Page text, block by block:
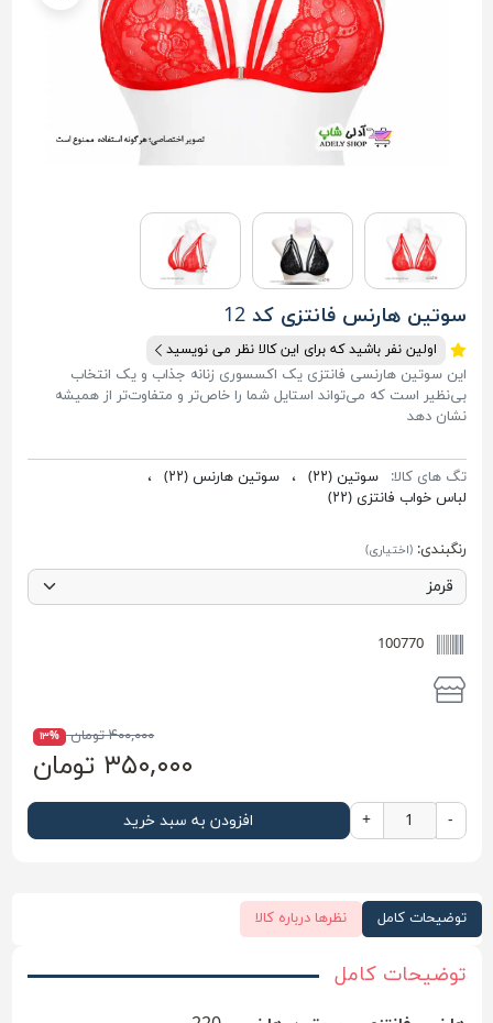
سوتین هارنس فانتزی کد 12
اولین نفر باشید که برای این کالا نظر می نویسید
این سوتین هارنسی فانتزی یک اکسسوری زنانه جذاب و یک انتخاب
بی‌نظیر است که می‌تواند استایل شما را خاص‌تر و متفاوت‌تر از همیشه
نشان دهد
تگ های کالا: سوتین(۲۲) ، سوتین هارنس(۲۲)
،
لباس خواب فانتزی(۲۲)
رنگبندی: (اختیاری)
100770
۴۰۰,۰۰۰ تومان ۱۳%
۳۵۰,۰۰۰ تومان
-
+ افزودن به سبد خرید
توضیحات کامل نظرها درباره کالا
توضیحات کامل